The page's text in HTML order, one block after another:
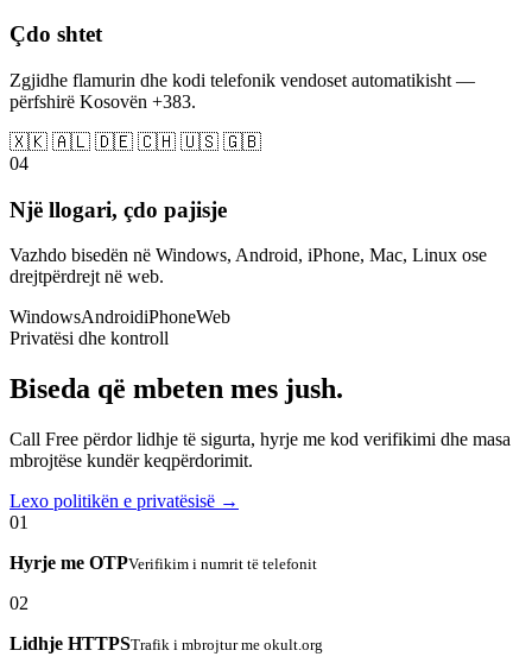
Çdo shtet
Zgjidhe flamurin dhe kodi telefonik vendoset automatikisht —
përfshirë Kosovën +383.
🇽🇰 🇦🇱 🇩🇪 🇨🇭 🇺🇸 🇬🇧
04
Një llogari, çdo pajisje
Vazhdo bisedën në Windows, Android, iPhone, Mac, Linux ose
drejtpërdrejt në web.
WindowsAndroidiPhoneWeb
Privatësi dhe kontroll
Biseda që mbeten mes jush.
Call Free përdor lidhje të sigurta, hyrje me kod verifikimi dhe masa
mbrojtëse kundër keqpërdorimit.
Lexo politikën e privatësisë →
01
Hyrje me OTPVerifikim i numrit të telefonit
02
Lidhje HTTPSTrafik i mbrojtur me okult.org